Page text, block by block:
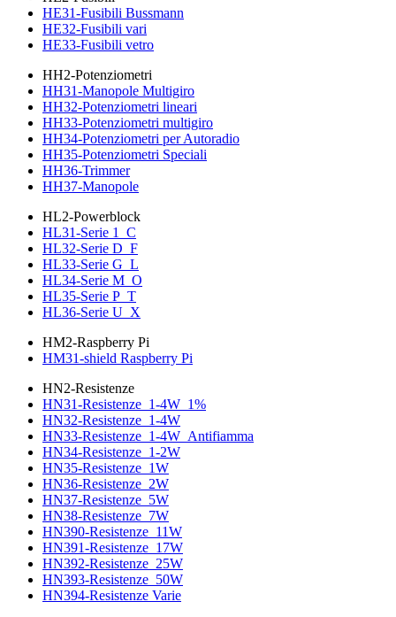
HE31-Fusibili Bussmann
HE32-Fusibili vari
HE33-Fusibili vetro
HH2-Potenziometri
HH31-Manopole Multigiro
HH32-Potenziometri lineari
HH33-Potenziometri multigiro
HH34-Potenziometri per Autoradio
HH35-Potenziometri Speciali
HH36-Trimmer
HH37-Manopole
HL2-Powerblock
HL31-Serie 1_C
HL32-Serie D_F
HL33-Serie G_L
HL34-Serie M_O
HL35-Serie P_T
HL36-Serie U_X
HM2-Raspberry Pi
HM31-shield Raspberry Pi
HN2-Resistenze
HN31-Resistenze_1-4W_1%
HN32-Resistenze_1-4W
HN33-Resistenze_1-4W_Antifiamma
HN34-Resistenze_1-2W
HN35-Resistenze_1W
HN36-Resistenze_2W
HN37-Resistenze_5W
HN38-Resistenze_7W
HN390-Resistenze_11W
HN391-Resistenze_17W
HN392-Resistenze_25W
HN393-Resistenze_50W
HN394-Resistenze Varie